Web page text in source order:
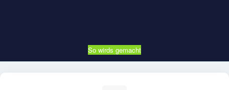
So wirds gemacht